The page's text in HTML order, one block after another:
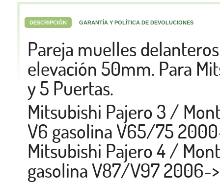
DESCRIPCIÓN GARANTÍA Y POLÍTICA DE DEVOLUCIONES
Pareja muelles
elevación 50mm. Para
y 5 Puertas.
Mitsubishi Pajero 3 /
V6 gasolina V65/75
Mitsubishi Pajero 4 /
gasolina V87/V97 2006-